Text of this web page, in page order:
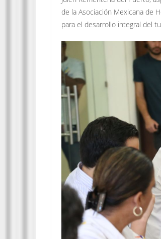
de la Asociación Mexicana de
para el desarrollo integral del